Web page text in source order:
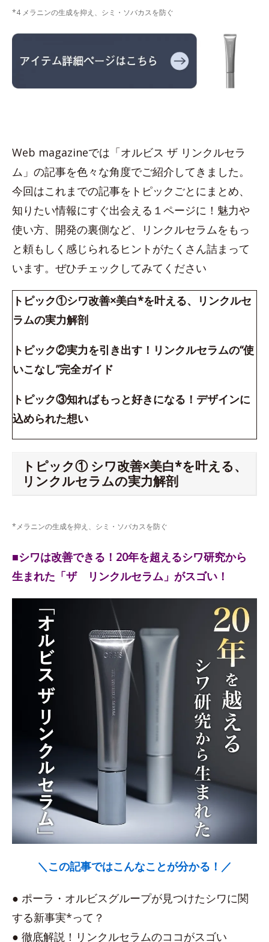
*4 メラニンの生成を抑え、シミ・ソバカスを防ぐ
Web magazineでは「オルビス ザ リンクルセラ
ム」の記事を色々な角度でご紹介してきました。
今回はこれまでの記事をトピックごとにまとめ、
知りたい情報にすぐ出会える１ページに！魅力や
使い方、開発の裏側など、リンクルセラムをもっ
と頼もしく感じられるヒントがたくさん詰まって
います。ぜひチェックしてみてください
トピック①シワ改善×美白*を叶える、リンクルセ
ラムの実力解剖
トピック②実力を引き出す！リンクルセラムの“使
いこなし”完全ガイド
トピック③知ればもっと好きになる！デザインに
込められた想い
トピック① シワ改善×美白*を叶える、
リンクルセラムの実力解剖
*メラニンの生成を抑え、シミ・ソバカスを防ぐ
■シワは改善できる！20年を超えるシワ研究から
生まれた「ザ リンクルセラム」がスゴい！
＼この記事ではこんなことが分かる！／
● ポーラ・オルビスグループが見つけたシワに関
する新事実*って？
● 徹底解説！リンクルセラムのココがスゴい